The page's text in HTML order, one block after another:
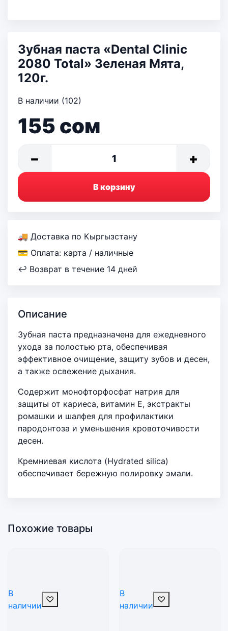
Зубная паста «Dental Clinic
2080 Total» Зеленая Мята,
120г.
В наличии (102)
155 сом
− 1 +
В корзину
🚚 Доставка по Кыргызстану
💳 Оплата: карта / наличные
↩ Возврат в течение 14 дней
Описание
Зубная паста предназначена для ежедневного
ухода за полостью рта, обеспечивая
эффективное очищение, защиту зубов и десен,
а также освежение дыхания.
Содержит монофторфосфат натрия для
защиты от кариеса, витамин Е, экстракты
ромашки и шалфея для профилактики
пародонтоза и уменьшения кровоточивости
десен.
Кремниевая кислота (Hydrated silica)
обеспечивает бережную полировку эмали.
Похожие товары
В
наличии
♡
В
наличии
♡